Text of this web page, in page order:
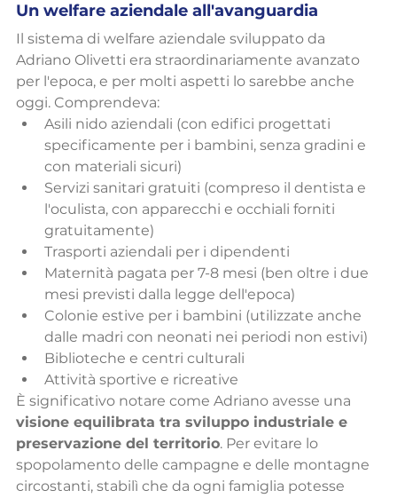
Un welfare aziendale all'avanguardia
Il sistema di welfare aziendale sviluppato da
Adriano Olivetti era straordinariamente avanzato
per l'epoca, e per molti aspetti lo sarebbe anche
oggi. Comprendeva:
Asili nido aziendali (con edifici progettati
specificamente per i bambini, senza gradini e
con materiali sicuri)
Servizi sanitari gratuiti (compreso il dentista e
l'oculista, con apparecchi e occhiali forniti
gratuitamente)
Trasporti aziendali per i dipendenti
Maternità pagata per 7-8 mesi (ben oltre i due
mesi previsti dalla legge dell'epoca)
Colonie estive per i bambini (utilizzate anche
dalle madri con neonati nei periodi non estivi)
Biblioteche e centri culturali
Attività sportive e ricreative
È significativo notare come Adriano avesse una
visione equilibrata tra sviluppo industriale e
preservazione del territorio. Per evitare lo
spopolamento delle campagne e delle montagne
circostanti, stabilì che da ogni famiglia potesse